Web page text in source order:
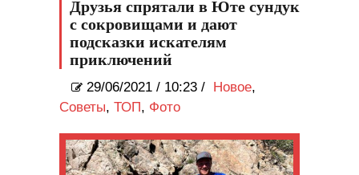
Друзья спрятали в Юте сундук
с сокровищами и дают
подсказки искателям
приключений
29/06/2021 / 10:23 / Новое,
Советы, ТОП, Фото